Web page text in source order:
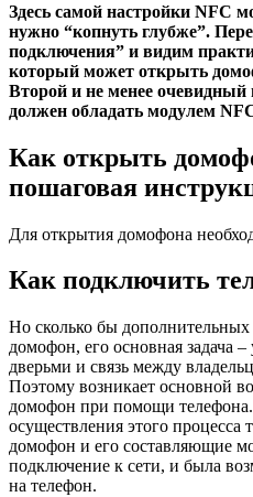
Здесь самой настройки NFC
нужно “копнуть глубже”.
подключения” и видим
который может открыть
Второй и не менее
должен обладать модулем
Как открыть
пошаговая
Для открытия домофона
Как подключить
Но сколько бы
домофон, его основная задача
дверьми и связь между
Поэтому возникает основной
домофон при помощи
осуществления этого процесса
домофон и его составляющие
подключение к сети, и была
на телефон.